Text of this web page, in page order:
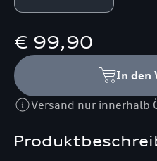
€ 99,90
In den
Versand nur innerhalb